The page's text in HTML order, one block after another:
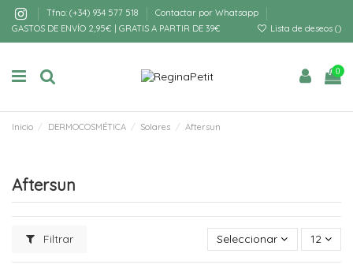
Tfno: (+34) 934 577 518
Contactar por Whatsapp
GASTOS DE ENVÍO 2,95€ | GRATIS A PARTIR DE 39€
Lista de deseos ()
0
Inicio DERMOCOSMÉTICA Solares Aftersun
Aftersun
Filtrar Seleccionar 12